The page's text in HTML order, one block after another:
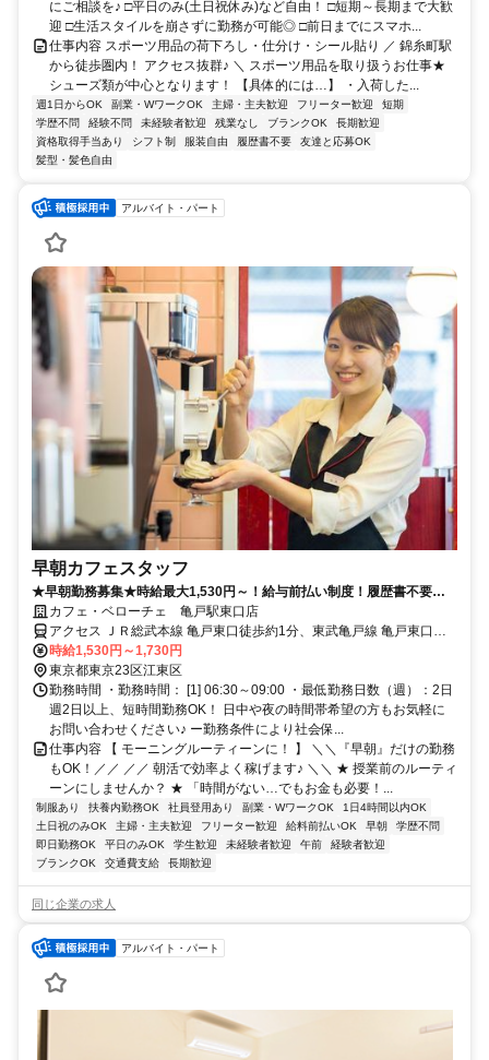
にご相談を♪ □平日のみ(土日祝休み)など自由！ □短期～長期まで大歓
迎 □生活スタイルを崩さずに勤務が可能◎ □前日までにスマホ...
仕事内容 スポーツ用品の荷下ろし・仕分け・シール貼り ／ 錦糸町駅
から徒歩圏内！ アクセス抜群♪ ＼ スポーツ用品を取り扱うお仕事★
シューズ類が中心となります！ 【具体的には…】 ・入荷した...
週1日からOK 副業・WワークOK 主婦・主夫歓迎 フリーター歓迎
短期
学歴不問
経験不問 未経験者歓迎 残業なし ブランクOK
長期歓迎
資格取得手当あり
シフト制 服装自由 履歴書不要
友達と応募OK
髪型・髪色自由
アルバイト・パート
早朝カフェスタッフ
★早朝勤務募集★時給最大1,530円～！給与前払い制度！履歴書不要！
社割あり！カフェ勤務未経験歓迎！
カフェ・ベローチェ 亀戸駅東口店
アクセス ＪＲ総武本線 亀戸東口徒歩約1分、東武亀戸線 亀戸東口徒
歩約1分、東武亀戸線 亀戸水神徒歩約10分 亀戸駅 東口徒歩0分
時給1,530円～1,730円
東京都東京23区江東区
勤務時間 ・勤務時間： [1] 06:30～09:00 ・最低勤務日数（週）：2日
週2日以上、短時間勤務OK！ 日中や夜の時間帯希望の方もお気軽に
お問い合わせください♪ ー勤務条件により社会保...
仕事内容 【 モーニングルーティーンに！ 】 ＼＼『早朝』だけの勤務
もOK！／／ ／／ 朝活で効率よく稼げます♪ ＼＼ ★ 授業前のルーティ
ーンにしませんか？ ★ 「時間がない…でもお金も必要！...
制服あり 扶養内勤務OK 社員登用あり 副業・WワークOK
1日4時間以内OK
土日祝のみOK
主婦・主夫歓迎 フリーター歓迎 給料前払いOK 早朝
学歴不問
即日勤務OK
平日のみOK 学生歓迎 未経験者歓迎 午前
経験者歓迎
ブランクOK
交通費支給 長期歓迎
同じ企業の求人
アルバイト・パート